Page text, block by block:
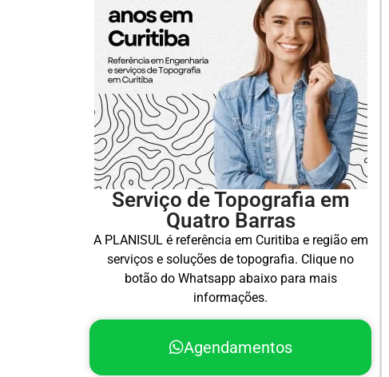
Serviço de Topografia em
Quatro Barras
A PLANISUL é referência em Curitiba e região em
serviços e soluções de topografia. Clique no
botão do Whatsapp abaixo para mais
informações.
Agendamentos